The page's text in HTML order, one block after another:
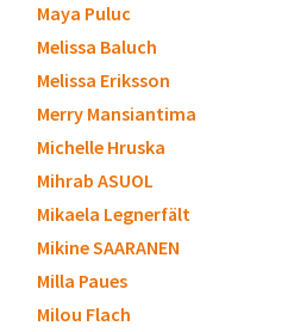
Maya Puluc
Melissa Baluch
Melissa Eriksson
Merry Mansiantima
Michelle Hruska
Mihrab ASUOL
Mikaela Legnerfält
Mikine SAARANEN
Milla Paues
Milou Flach